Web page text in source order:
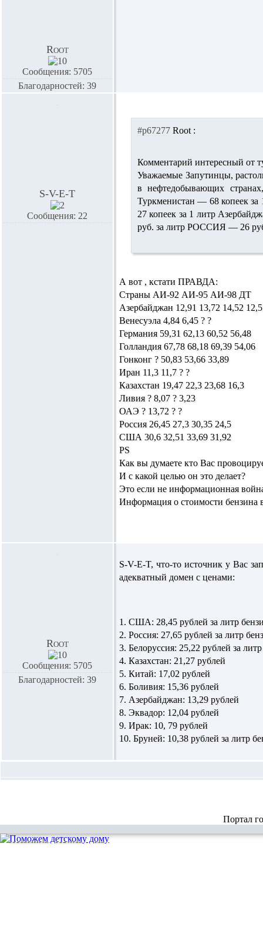
Root
Сообщения: 5705
Благодарностей: 39
S-V-E-T
Сообщения: 22
#p67277 Root :
Комментарий интересный от
Уважаемые Запутинцы,
в нефтедобывающих
Туркменистан — 68 копеек
27 копеек за 1 литр
руб. за литр РОССИЯ — 26
А вот , кстати ПРАВДА:
Страны АИ-92 АИ-95 АИ-98 ДТ
Азербайджан 12,91 13,72 14,52
Венесуэла 4,84 6,45 ? ?
Германия 59,31 62,13 60,52 56,48
Голландия 67,78 68,18 69,39 54,06
Гонконг ? 50,83 53,66 33,89
Иран 11,3 11,7 ? ?
Казахстан 19,47 22,3 23,68 16,3
Ливия ? 8,07 ? 3,23
ОАЭ ? 13,72 ? ?
Россия 26,45 27,3 30,35 24,5
США 30,6 32,51 33,69 31,92
PS
Как вы думаете кто Вас
И с какой целью он это делает?
Это если не информационная
Информация о стоимости бензина
Root
Сообщения: 5705
Благодарностей: 39
S-V-E-T, что-то источник у Вас
адекватный домен с ценами:
1. США: 28,45 рублей за литр
2. Россия: 27,65 рублей за литр
3. Белоруссия: 25,22 рублей за
4. Казахстан: 21,27 рублей
5. Китай: 17,02 рублей
6. Боливия: 15,36 рублей
7. Азербайджан: 13,29 рублей
8. Эквадор: 12,04 рублей
9. Ирак: 10, 79 рублей
10. Бруней: 10,38 рублей за литр
Портал